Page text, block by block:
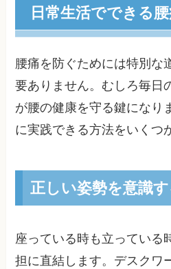
日常生活でできる
腰痛を防ぐためには特別な
要ありません。むしろ毎日
が腰の健康を守る鍵になり
に実践できる方法をいくつ
正しい姿勢を意識
座っている時も立っている
担に直結します。デスクワ